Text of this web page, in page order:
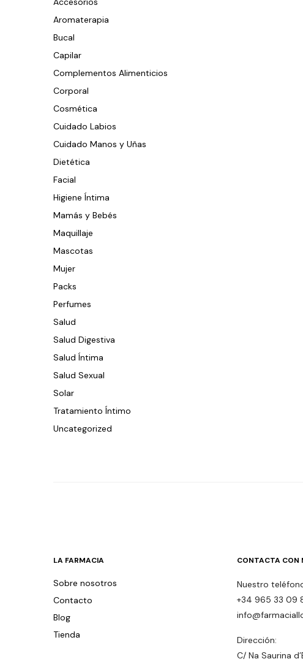
Aromaterapia
Bucal
Capilar
Complementos Alimenticios
Corporal
Cosmética
Cuidado Labios
Cuidado Manos y Uñas
Dietética
Facial
Higiene Íntima
Mamás y Bebés
Maquillaje
Mascotas
Mujer
Packs
Perfumes
Salud
Salud Digestiva
Salud Íntima
Salud Sexual
Solar
Tratamiento Íntimo
Uncategorized
LA FARMACIA
Sobre nosotros
Contacto
Blog
Tienda
CONTACTA CON
Nuestro
+34 965 33 09
Dirección:
C/ Na Saurina